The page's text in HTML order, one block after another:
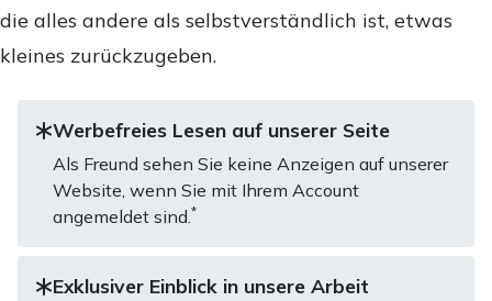
die alles andere als selbstverständlich ist, etwas
kleines zurückzugeben.
Werbefreies Lesen auf unserer Seite
Als Freund sehen Sie keine Anzeigen auf unserer
Website, wenn Sie mit Ihrem Account
angemeldet sind.*
Exklusiver Einblick in unsere Arbeit